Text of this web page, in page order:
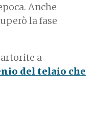
Anche
la fase
a
del telaio che